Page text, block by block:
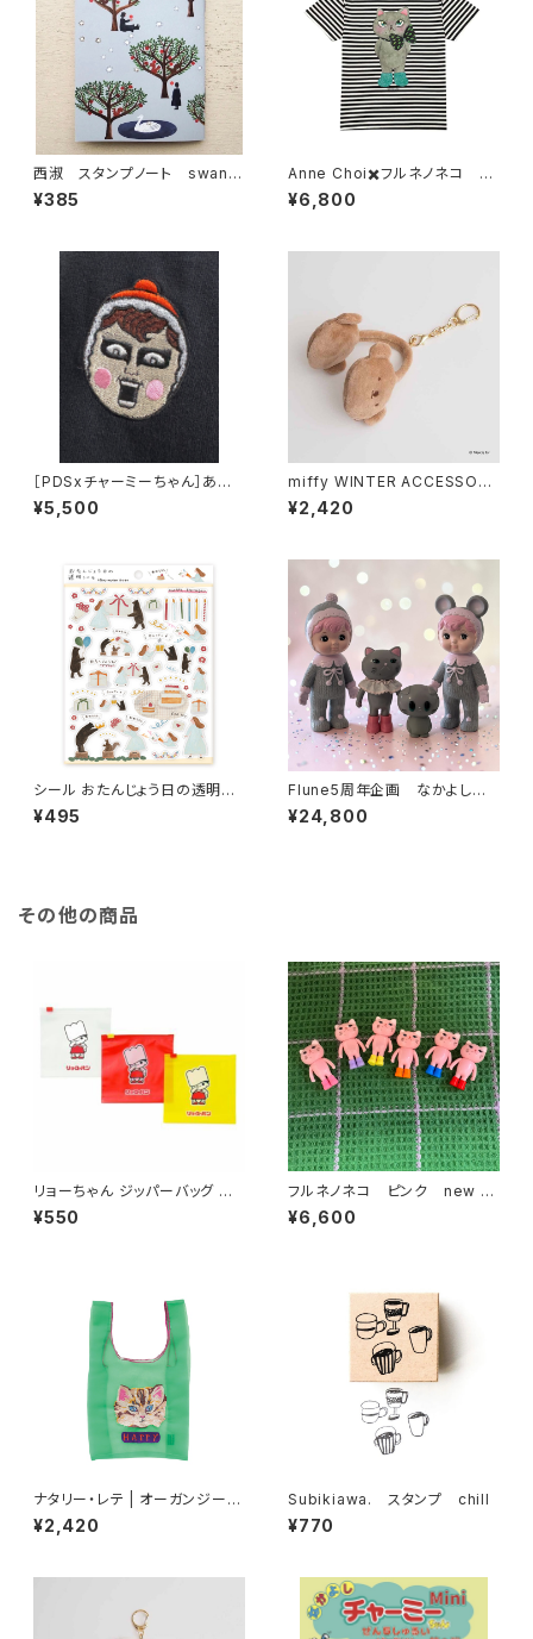
西淑 スタンプノート swan f
orest
¥385
Anne Choi✖️フルネノネコ 限
定Tシャツ①
¥6,800
［PDSxチャーミーちゃん］あい
つチャーミー刺繍TEE
¥5,500
miffy WINTER ACCESSORY
S MINI イヤマフチャーム ボリ
ス
¥2,420
シール おたんじょう日の透明シ
ール /ネクタイ
¥495
Flune5周年企画 なかよしチャ
ーミーちゃんとフルネノネコ
¥24,800
その他の商品
リョーちゃん ジッパーバッグ M
（6枚入り）
¥550
フルネノネコ ピンク new ソ
フビ
¥6,600
ナタリー・レテ | オーガンジーバ
ッグ S ブルーアイ | Organdy
Bag S Blue eye
¥2,420
Subikiawa. スタンプ chill
¥770